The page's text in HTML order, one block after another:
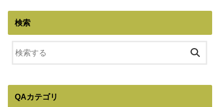
検索
QAカテゴリ